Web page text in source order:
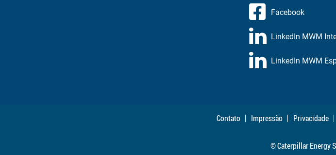
Facebook
LinkedIn MWM
LinkedIn MWM
Contato Impressão Privacidade
© Caterpillar Energy